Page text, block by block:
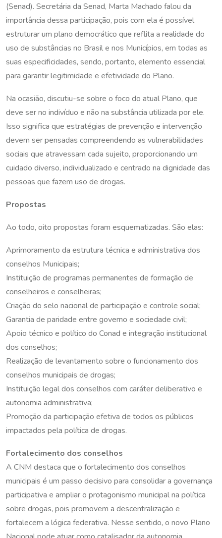
(Senad). Secretária da Senad, Marta Machado falou da
importância dessa participação, pois com ela é possível
estruturar um plano democrático que reflita a realidade do
uso de substâncias no Brasil e nos Municípios, em todas as
suas especificidades, sendo, portanto, elemento essencial
para garantir legitimidade e efetividade do Plano.
Na ocasião, discutiu-se sobre o foco do atual Plano, que
deve ser no indivíduo e não na substância utilizada por ele.
Isso significa que estratégias de prevenção e intervenção
devem ser pensadas compreendendo as vulnerabilidades
sociais que atravessam cada sujeito, proporcionando um
cuidado diverso, individualizado e centrado na dignidade das
pessoas que fazem uso de drogas.
Propostas
Ao todo, oito propostas foram esquematizadas. São elas:
Aprimoramento da estrutura técnica e administrativa dos
conselhos Municipais;
Instituição de programas permanentes de formação de
conselheiros e conselheiras;
Criação do selo nacional de participação e controle social;
Garantia de paridade entre governo e sociedade civil;
Apoio técnico e político do Conad e integração institucional
dos conselhos;
Realização de levantamento sobre o funcionamento dos
conselhos municipais de drogas;
Instituição legal dos conselhos com caráter deliberativo e
autonomia administrativa;
Promoção da participação efetiva de todos os públicos
impactados pela política de drogas.
Fortalecimento dos conselhos
A CNM destaca que o fortalecimento dos conselhos
municipais é um passo decisivo para consolidar a governança
participativa e ampliar o protagonismo municipal na política
sobre drogas, pois promovem a descentralização e
fortalecem a lógica federativa. Nesse sentido, o novo Plano